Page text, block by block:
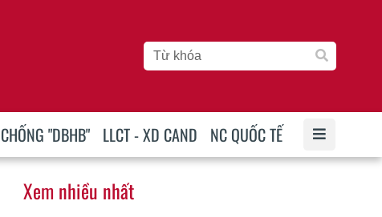
CHỐNG "DBHB" LLCT - XD CAND NC QUỐC TẾ
Xem nhiều nhất